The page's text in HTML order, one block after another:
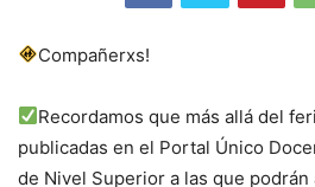
Compañerxs!
Recordamos que más allá del
publicadas en el Portal Único
de Nivel Superior a las que podrán